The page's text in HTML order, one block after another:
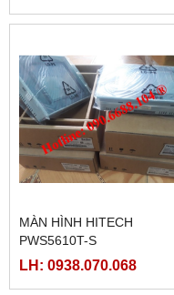
MÀN HÌNH HITECH
PWS5610T-S
LH: 0938.070.068